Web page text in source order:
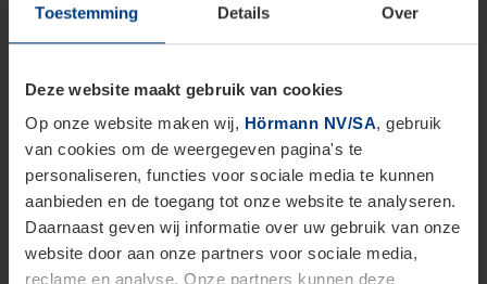
Toestemming Details Over
Deze website maakt gebruik van cookies
Op onze website maken wij, Hörmann NV/SA, gebruik
van cookies om de weergegeven pagina's te
personaliseren, functies voor sociale media te kunnen
aanbieden en de toegang tot onze website te analyseren.
Daarnaast geven wij informatie over uw gebruik van onze
website door aan onze partners voor sociale media,
reclame en analyse. Onze partners kunnen deze